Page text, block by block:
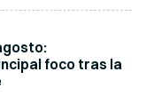
foco tras la